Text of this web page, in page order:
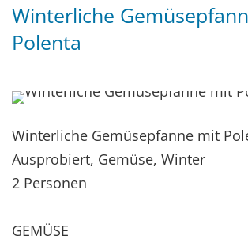
Winterliche
Polenta
Winterliche Gemüsepfanne mit
Ausprobiert, Gemüse, Winter
2 Personen
GEMÜSE